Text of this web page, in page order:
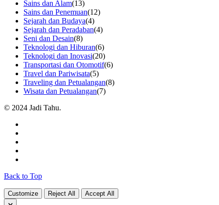
Sains dan Alam(13)
Sains dan Penemuan(12)
Sejarah dan Budaya(4)
Sejarah dan Peradaban(4)
Seni dan Desain(8)
Teknologi dan Hiburan(6)
Teknologi dan Inovasi(20)
Transportasi dan Otomotif(6)
Travel dan Pariwisata(5)
Traveling dan Petualangan(8)
Wisata dan Petualangan(7)
© 2024 Jadi Tahu.
Back to Top
Customize Reject All
Accept All